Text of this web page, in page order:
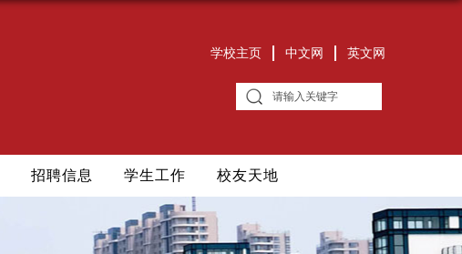
学校主页 中文网 英文网
招聘信息 学生工作 校友天地